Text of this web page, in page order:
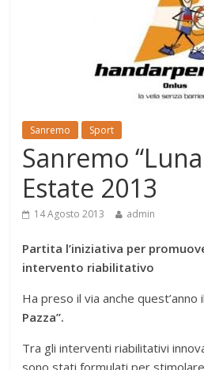
Sanremo Sport
Sanremo “Luna
Estate 2013
14 Agosto 2013 admin
Partita l’iniziativa per
intervento riabilitativo
Ha preso il via anche
Pazza”.
Tra gli interventi riabilitativi
sono stati formulati per